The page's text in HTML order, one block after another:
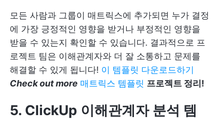
모든 사람과 그룹이 매트릭스에 추가되면 누가 결정
에 가장 긍정적인 영향을 받거나 부정적인 영향을
받을 수 있는지 확인할 수 있습니다. 결과적으로 프
로젝트 팀은 이해관계자와 더 잘 소통하고 문제를
해결할 수 있게 됩니다! 이 템플릿 다운로드하기
Check out more 매트릭스 템플릿 프로젝트 정리!
5. ClickUp 이해관계자 분석 템